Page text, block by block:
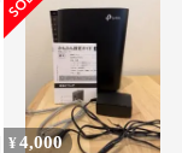
¥4,000